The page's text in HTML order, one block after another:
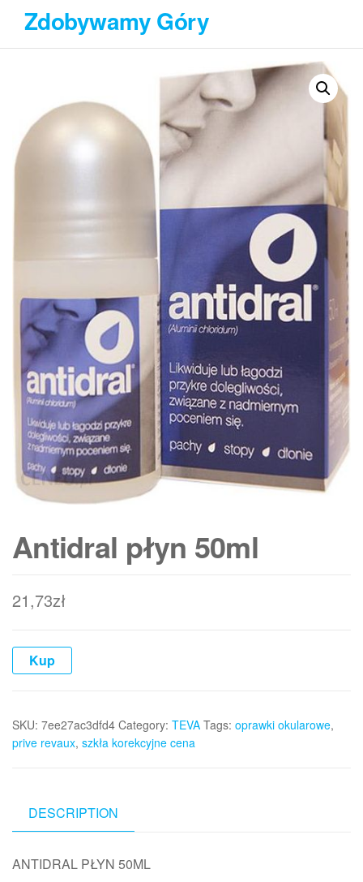
Przejdź
treści
Zdobywamy Góry
Antidral płyn 50ml
21,73zł
Kup
SKU: 7ee27ac3dfd4 Category: TEVA Tags: oprawki okularowe,
prive revaux, szkła korekcyjne cena
DESCRIPTION
ANTIDRAL PŁYN 50ML